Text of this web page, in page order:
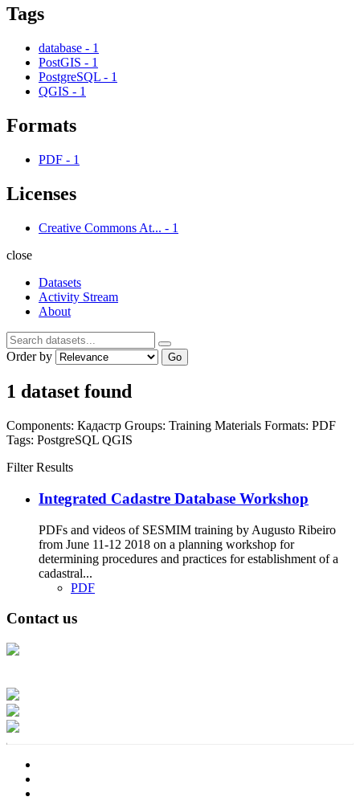
Tags
database - 1
PostGIS - 1
PostgreSQL - 1
QGIS - 1
Formats
PDF - 1
Licenses
Creative Commons At... - 1
close
Datasets
Activity Stream
About
Order by Go
1 dataset found
Components: Кадастр Groups: Training Materials Formats: PDF
Tags: PostgreSQL QGIS
Filter Results
Integrated Cadastre Database Workshop
PDFs and videos of SESMIM training by Augusto Ribeiro
from June 11-12 2018 on a planning workshop for
determining procedures and practices for establishment of a
cadastral...
PDF
Contact us